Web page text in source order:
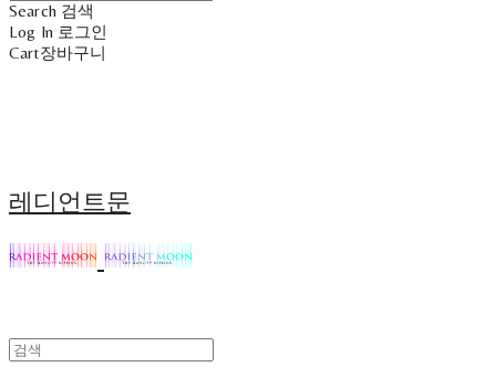
Search 검색
Log In 로그인
Cart장바구니
레디언트문